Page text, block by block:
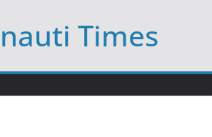
Times